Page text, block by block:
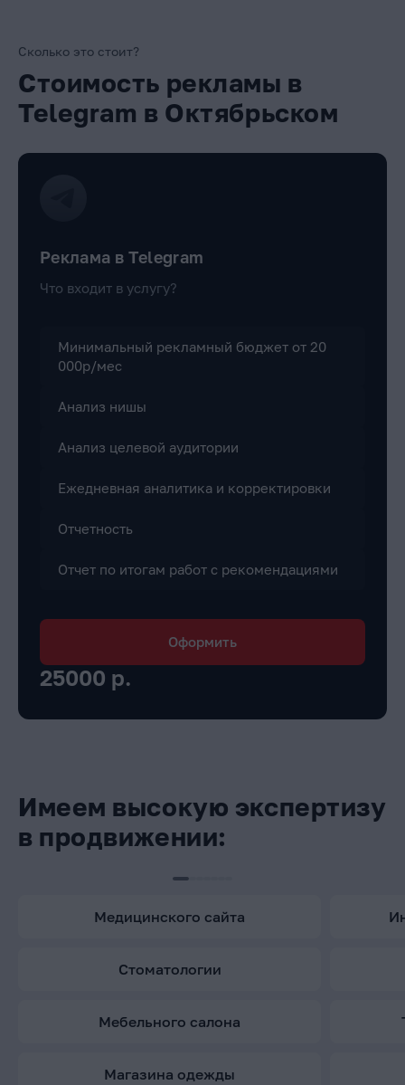
Сколько это стоит?
Стоимость рекламы в
Telegram в Октябрьском
Реклама в Telegram
Что входит в услугу?
Минимальный рекламный бюджет от 20
000р/мес
Анализ нишы
Анализ целевой аудитории
Ежедневная аналитика и корректировки
Отчетность
Отчет по итогам работ с рекомендациями
25000 р.
Оформить
Имеем высокую экспертизу
в продвижении:
медицинского сайта
стоматологии
мебельного салона
магазина одежды